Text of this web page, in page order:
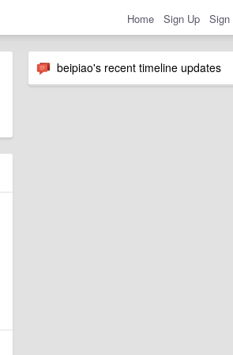
Home Sign Up Sign
beipiao's recent timeline updates